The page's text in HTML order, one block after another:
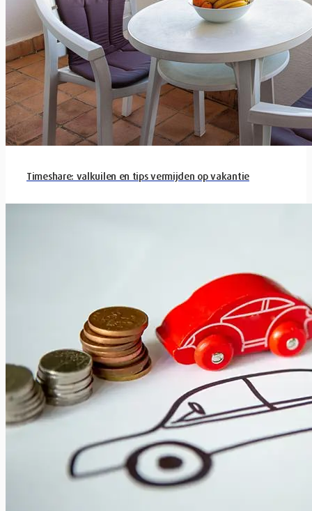
Timeshare: valkuilen en tips vermijden op vakantie